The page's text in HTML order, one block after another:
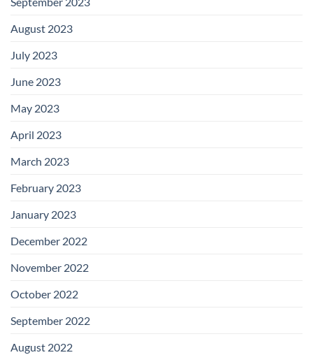
August 2023
July 2023
June 2023
May 2023
April 2023
March 2023
February 2023
January 2023
December 2022
November 2022
October 2022
September 2022
August 2022